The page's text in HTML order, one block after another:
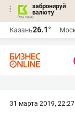
забронируй
валюту
Казань26.1°
31 марта 2019, 22:27